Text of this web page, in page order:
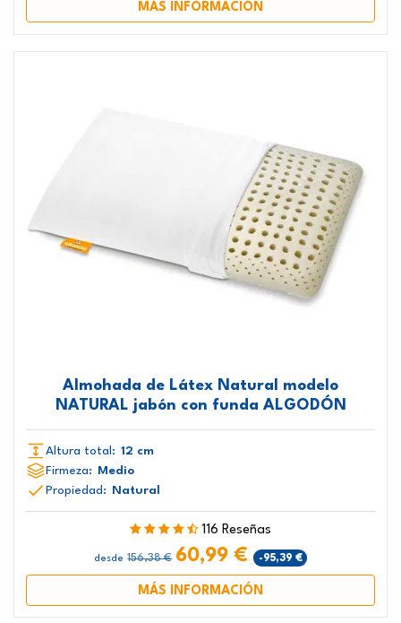
MÁS INFORMACIÓN
Almohada de Látex Natural modelo
NATURAL jabón con funda ALGODÓN
Altura total: 12 cm
Firmeza: Medio
Propiedad: Natural
116 Reseñas
desde 156,38 € 60,99 € -95,39 €
MÁS INFORMACIÓN